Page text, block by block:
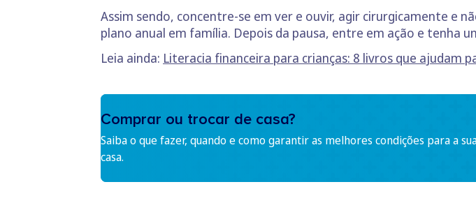
Assim sendo, concentre-se em ver e ouvir, agir cirurgicamente e
plano anual em família. Depois da pausa, entre em ação e tenha
Leia ainda: Literacia financeira para crianças: 8 livros que ajudam
Comprar ou trocar de casa?
Saiba o que fazer, quando e como garantir as melhores condições para a
casa.